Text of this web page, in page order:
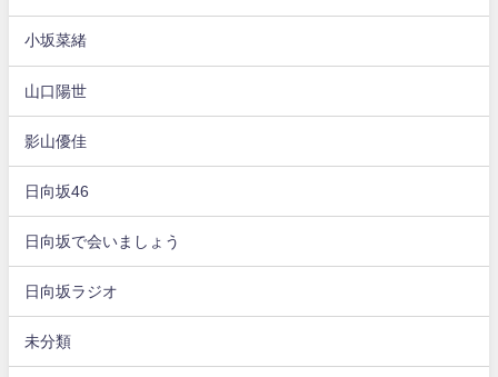
小坂菜緒
山口陽世
影山優佳
日向坂46
日向坂で会いましょう
日向坂ラジオ
未分類